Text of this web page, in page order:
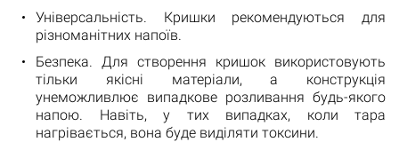
Універсальність. Кришки рекомендуються для
різноманітних напоїв.
Безпека. Для створення кришок використовують
тільки якісні матеріали, а конструкція
унеможливлює випадкове розливання будь-якого
напою. Навіть, у тих випадках, коли тара
нагрівається, вона буде виділяти токсини.